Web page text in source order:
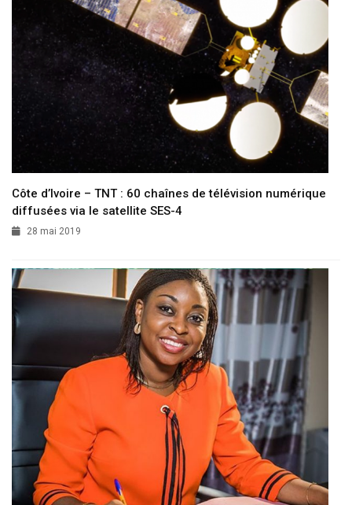
Côte d’Ivoire – TNT : 60 chaînes de télévision numérique
diffusées via le satellite SES-4
28 mai 2019